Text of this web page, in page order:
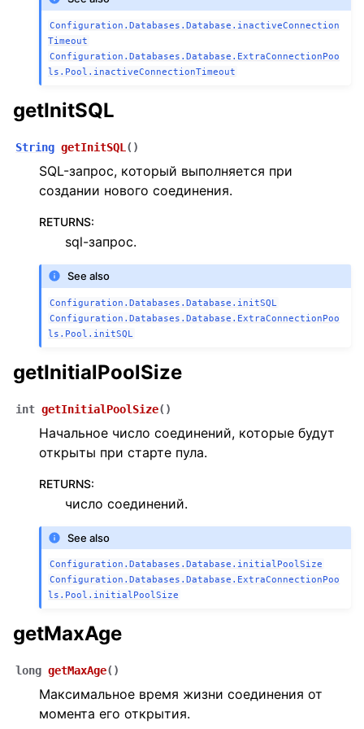
Configuration.Databases.Database.inactiveConnection
Timeout
Configuration.Databases.Database.ExtraConnectionPoo
ls.Pool.inactiveConnectionTimeout
getInitSQL
String getInitSQL ( )
SQL-запрос, который выполняется при
создании нового соединения.
RETURNS:
sql-запрос.
See also
Configuration.Databases.Database.initSQL
Configuration.Databases.Database.ExtraConnectionPoo
ls.Pool.initSQL
getInitialPoolSize
int getInitialPoolSize( )
Начальное число соединений, которые будут
открыты при старте пула.
RETURNS:
число соединений.
See also
Configuration.Databases.Database.initialPoolSize
Configuration.Databases.Database.ExtraConnectionPoo
ls.Pool.initialPoolSize
getMaxAge
long getMaxAge( )
Максимальное время жизни соединения от
момента его открытия.